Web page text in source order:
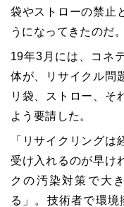
袋やストローの禁止
うになってきたのだ。
19年3月には、コネ
体が、リサイクル問
リ袋、ストロー、そ
よう要請した。
「リサイクリング
受け入れるのが早け
クの汚染対策で大
る」。技術者で環